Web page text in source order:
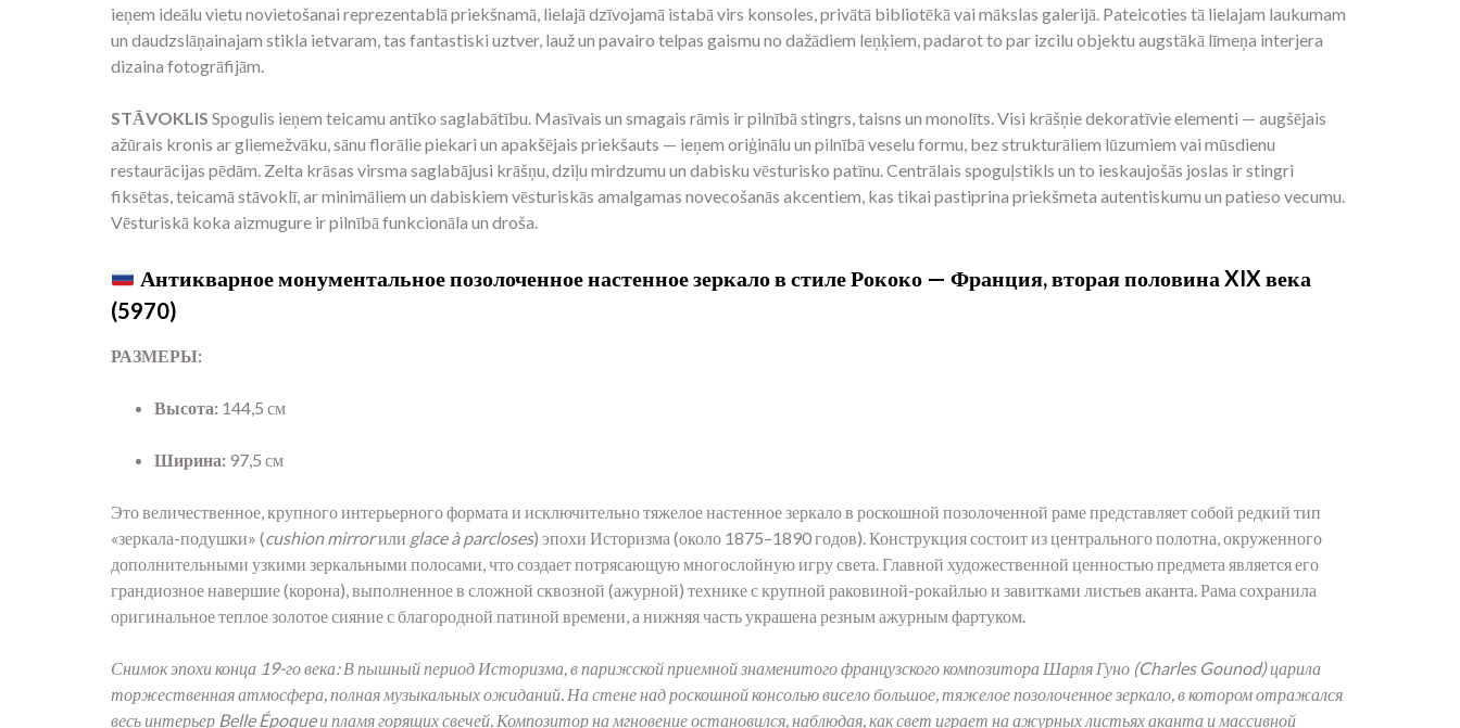
ieņem ideālu vietu novietošanai reprezentablā priekšnamā, lielajā dzīvojamā istabā virs konsoles, privātā bibliotēkā vai mākslas galerijā. Pateicoties tā lielajam laukumam
un daudzslāņainajam stikla ietvaram, tas fantastiski uztver, lauž un pavairo telpas gaismu no dažādiem leņķiem, padarot to par izcilu objektu augstākā līmeņa interjera
dizaina fotogrāfijām.
STĀVOKLIS Spogulis ieņem teicamu antīko saglabātību. Masīvais un smagais rāmis ir pilnībā stingrs, taisns un monolīts. Visi krāšņie dekoratīvie elementi — augšējais
ažūrais kronis ar gliemežvāku, sānu florālie piekari un apakšējais priekšauts — ieņem oriģinālu un pilnībā veselu formu, bez strukturāliem lūzumiem vai mūsdienu
restaurācijas pēdām. Zelta krāsas virsma saglabājusi krāšņu, dziļu mirdzumu un dabisku vēsturisko patīnu. Centrālais spoguļstikls un to ieskaujošās joslas ir stingri
fiksētas, teicamā stāvoklī, ar minimāliem un dabiskiem vēsturiskās amalgamas novecošanās akcentiem, kas tikai pastiprina priekšmeta autentiskumu un patieso vecumu.
Vēsturiskā koka aizmugure ir pilnībā funkcionāla un droša.
Антикварное монументальное позолоченное настенное зеркало в стиле Рококо — Франция, вторая половина XIX века
(5970)
РАЗМЕРЫ:
Высота: 144,5 см
Ширина: 97,5 см
Это величественное, крупного интерьерного формата и исключительно тяжелое настенное зеркало в роскошной позолоченной раме представляет собой редкий тип
«зеркала-подушки» (cushion mirrorили glace à parcloses) эпохи Историзма (около 1875–1890 годов). Конструкция состоит из центрального полотна, окруженного
дополнительными узкими зеркальными полосами, что создает потрясающую многослойную игру света. Главной художественной ценностью предмета является его
грандиозное навершие (корона), выполненное в сложной сквозной (ажурной) технике с крупной раковиной-рокайлью и завитками листьев аканта. Рама сохранила
оригинальное теплое золотое сияние с благородной патиной времени, а нижняя часть украшена резным ажурным фартуком.
Снимок эпохи конца 19-го века: В пышный период Историзма, в парижской приемной знаменитого французского композитора Шарля Гуно (Charles Gounod) царила
торжественная атмосфера, полная музыкальных ожиданий. На стене над роскошной консолью висело большое, тяжелое позолоченное зеркало, в котором отражался
весь интерьер Belle Époque и пламя горящих свечей. Композитор на мгновение остановился, наблюдая, как свет играет на ажурных листьях аканта и массивной